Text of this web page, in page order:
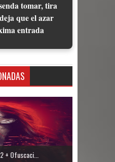
tomar, tira
que el azar
entrada
Ofuscaci...